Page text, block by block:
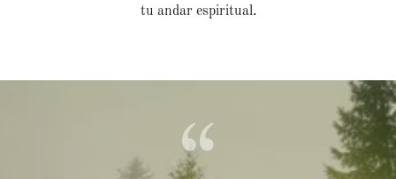
tu andar espiritual.